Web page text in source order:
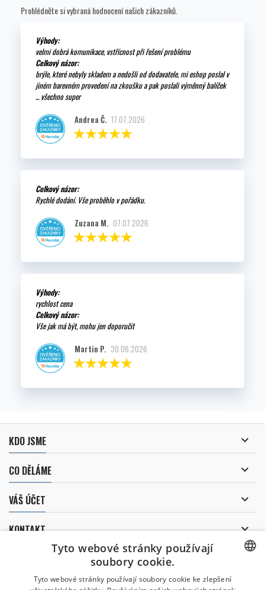
Prohlédněte si vybraná hodnocení našich zákazníků.
Výhody:
velmi dobrá komunikace, vstřícnost při řešení problému
Celkový názor:
brýle, které nebyly skladem a nedošli od dodavatele, mi eshop poslal v
jiném barevném provedení na zkoušku a pak poslali výměnný balíček
... všechno super
Andrea Č. 17.07.2026
Celkový názor:
Rychlé dodání. Vše proběhlo v pořádku.
Zuzana M. 07.07.2026
Výhody:
rychlost cena
Celkový názor:
Vše jak má být, mohu jen doporučit
Martin P. 30.06.2026
KDO JSME 
CO DĚLÁME 
VÁŠ ÚČET 
KONTAKT 
ODBĚR NOVINEK
CZECH
Tyto webové stránky používají
soubory cookie.
Tyto webové stránky používají soubory cookie ke zlepšení